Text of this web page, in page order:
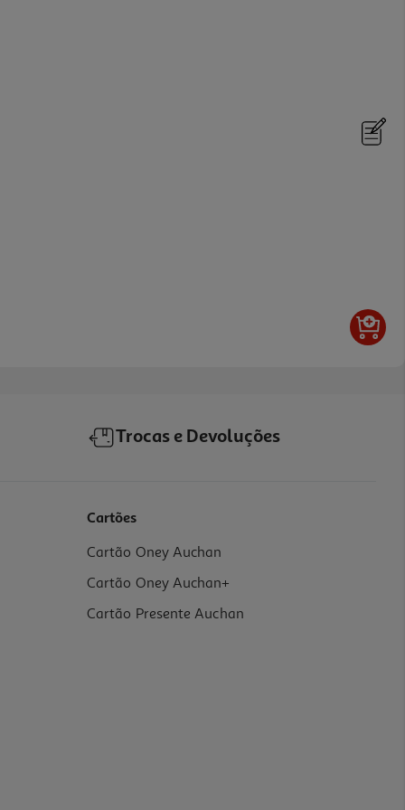
Trocas e Devoluções
Cartões
Cartão Oney Auchan
Cartão Oney Auchan+
Cartão Presente Auchan